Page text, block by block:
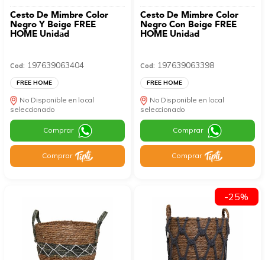
Cesto De Mimbre Color
Negro Y Beige FREE
HOME Unidad
Cod: 197639063404
FREE HOME
No Disponible en local
seleccionado
Comprar
Comprar
Cesto De Mimbre Color
Negro Con Beige FREE
HOME Unidad
Cod: 197639063398
FREE HOME
No Disponible en local
seleccionado
Comprar
Comprar
-25%